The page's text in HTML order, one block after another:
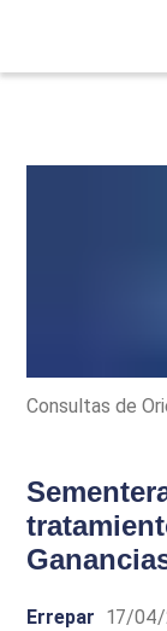
Consultas de
Errepar 17/